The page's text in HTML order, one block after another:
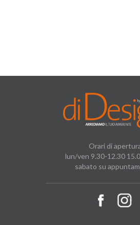
Orari di
lun/ven 9.30-12.30
sabato su